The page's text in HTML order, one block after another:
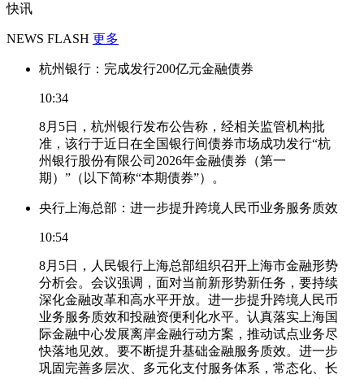
快讯
NEWS FLASH 更多
杭州银行：完成发行200亿元金融债券
10:34
8月5日，杭州银行发布公告称，经相关监管机构批
准，该行于近日在全国银行间债券市场成功发行“杭
州银行股份有限公司2026年金融债券（第一
期）”（以下简称“本期债券”）。
央行上海总部：进一步提升跨境人民币业务服务质效
10:54
8月5日，人民银行上海总部组织召开上海市金融形势
分析会。会议强调，面对当前新形势新任务，要持续
深化金融改革和高水平开放。进一步提升跨境人民币
业务服务质效和投融资便利化水平。认真落实上海国
际金融中心发展离岸金融行动方案，推动试点业务尽
快落地见效。要不断提升基础金融服务质效。进一步
巩固完善多层次、多元化支付服务体系，常态化、长